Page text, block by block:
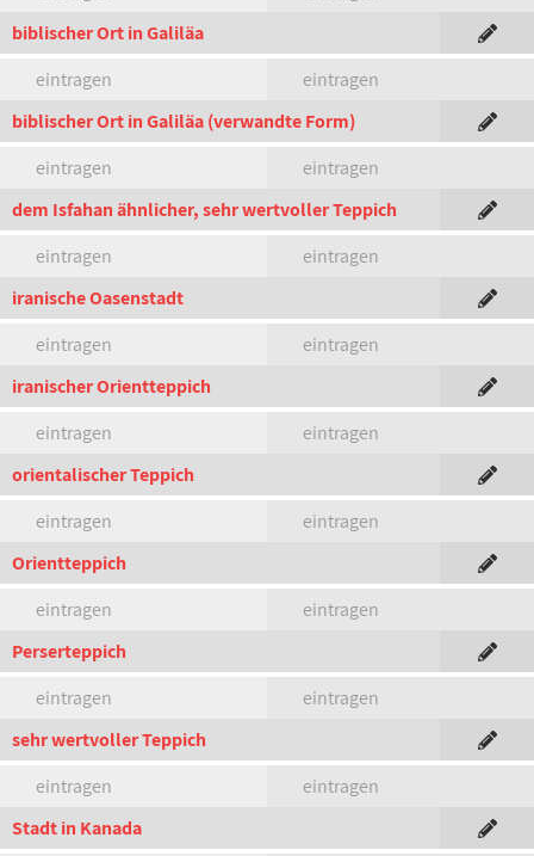
biblischer Ort in Galiläa
eintragen
eintragen
biblischer Ort in Galiläa (verwandte Form)
eintragen
eintragen
dem Isfahan ähnlicher, sehr wertvoller Teppich
eintragen
eintragen
iranische Oasenstadt
eintragen
eintragen
iranischer Orientteppich
eintragen
eintragen
orientalischer Teppich
eintragen
eintragen
Orientteppich
eintragen
eintragen
Perserteppich
eintragen
eintragen
sehr wertvoller Teppich
eintragen
eintragen
Stadt in Kanada